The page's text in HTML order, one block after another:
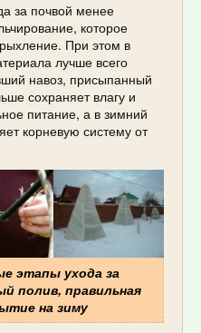
за почвой менее
которое
При этом в
лучше всего
навоз, присыпанный
сохраняет влагу и
питание, а в зимний
корневую систему от
этапы ухода за
полив, правильная
на зиму